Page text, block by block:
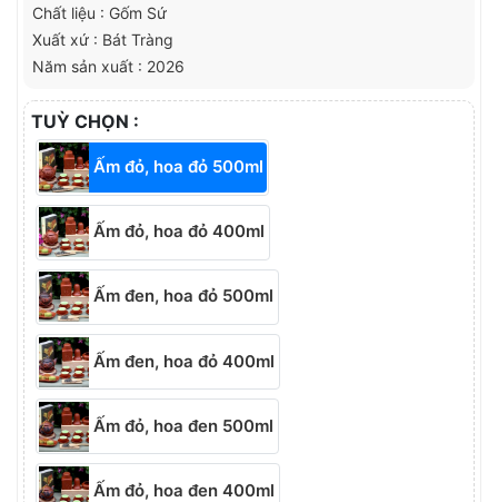
Chất liệu : Gốm Sứ
Xuất xứ : Bát Tràng
Năm sản xuất : 2026
TUỲ CHỌN :
Ấm đỏ, hoa đỏ 500ml
Ấm đỏ, hoa đỏ 400ml
Ấm đen, hoa đỏ 500ml
Ấm đen, hoa đỏ 400ml
Ấm đỏ, hoa đen 500ml
Ấm đỏ, hoa đen 400ml